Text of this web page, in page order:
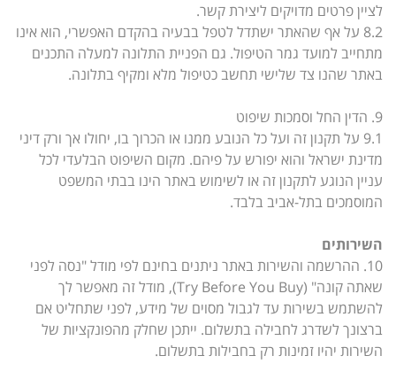
לציין פרטים מדויקים ליצירת קשר.
8.2 על אף שהאתר ישתדל לטפל בבעיה בהקדם האפשרי, הוא אינו
מתחייב למועד גמר הטיפול. גם הפניית התלונה למעלה התכנים
באתר שהנו צד שלישי תחשב כטיפול מלא ומקיף בתלונה.
9. הדין החל וסמכות שיפוט
9.1 על תקנון זה ועל כל הנובע ממנו או הכרוך בו, יחולו אך ורק דיני
מדינת ישראל והוא יפורש על פיהם. מקום השיפוט הבלעדי לכל
עניין הנוגע לתקנון זה או לשימוש באתר הינו בבתי המשפט
המוסמכים בתל-אביב בלבד.
השירותים
10. ההרשמה והשירות באתר ניתנים בחינם לפי מודל "נסה לפני
שאתה קונה" (Try Before You Buy), מודל זה מאפשר לך
להשתמש בשירות עד לגבול מסוים של מידע, לפני שתחליט אם
ברצונך לשדרג לחבילה בתשלום. ייתכן שחלק מהפונקציות של
השירות יהיו זמינות רק בחבילות בתשלום.